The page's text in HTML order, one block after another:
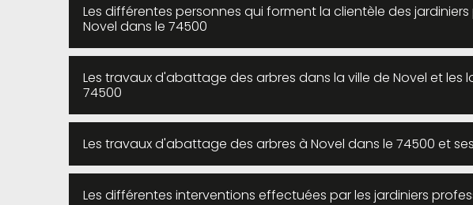
Les différentes personnes qui forment la clientèle des
Novel dans le 74500
Les travaux d'abattage des arbres dans la ville de Novel et les
74500
Les travaux d'abattage des arbres à Novel dans le 74500 et
Les différentes interventions effectuées par les jardiniers